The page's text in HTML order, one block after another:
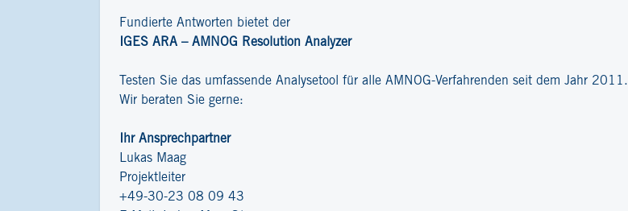
Fundierte Antworten bietet der
IGES ARA – AMNOG Resolution Analyzer
Testen Sie das umfassende Analysetool für alle AMNOG-Verfahrenden seit dem Jahr 2011.
Wir beraten Sie gerne:
Ihr Ansprechpartner
Lukas Maag
Projektleiter
+49-30-23 08 09 43